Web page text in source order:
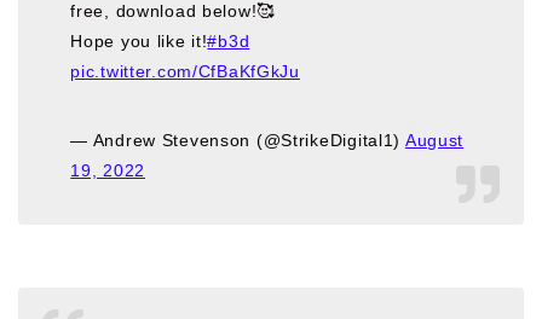
free, download below!🥰
Hope you like it!#b3d
pic.twitter.com/CfBaKfGkJu
— Andrew Stevenson (@StrikeDigital1) August
19, 2022